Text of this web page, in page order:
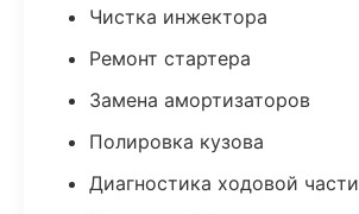
Чистка инжектора
Ремонт стартера
Замена амортизаторов
Полировка кузова
Диагностика ходовой части